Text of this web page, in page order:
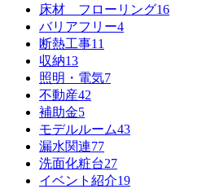
床材 フローリング16
バリアフリー4
断熱工事11
収納13
照明・電気7
不動産42
補助金5
モデルルーム43
漏水関連77
洗面化粧台27
イベント紹介19